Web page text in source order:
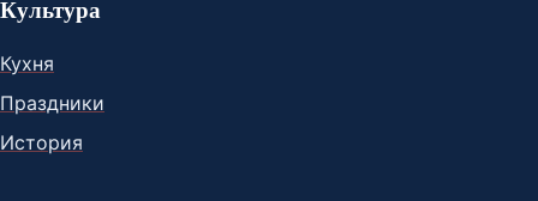
Культура
Кухня
Праздники
История